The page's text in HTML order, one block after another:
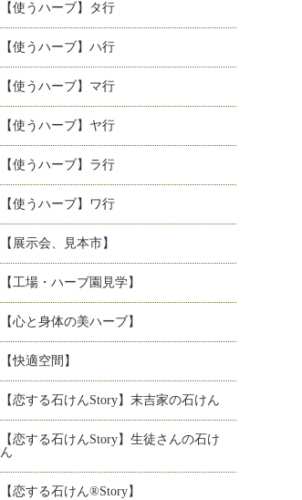
【使うハーブ】タ行
【使うハーブ】ハ行
【使うハーブ】マ行
【使うハーブ】ヤ行
【使うハーブ】ラ行
【使うハーブ】ワ行
【展示会、見本市】
【工場・ハーブ園見学】
【心と身体の美ハーブ】
【快適空間】
【恋する石けんStory】末吉家の石けん
【恋する石けんStory】生徒さんの石け
ん
【恋する石けん®Story】